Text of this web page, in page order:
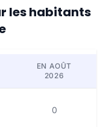
les habitants
EN AOÛT
2026
0